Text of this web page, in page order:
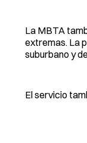
La MBTA
extremas. La
suburbano y
El servicio